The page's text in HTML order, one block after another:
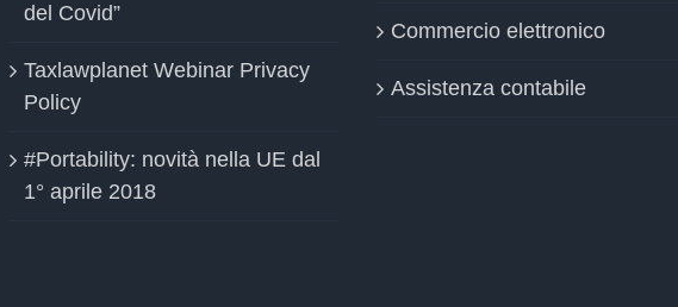
del Covid”
Taxlawplanet Webinar Privacy
Policy
#Portability: novità nella UE dal
1° aprile 2018
Commercio elettronico
Assistenza contabile